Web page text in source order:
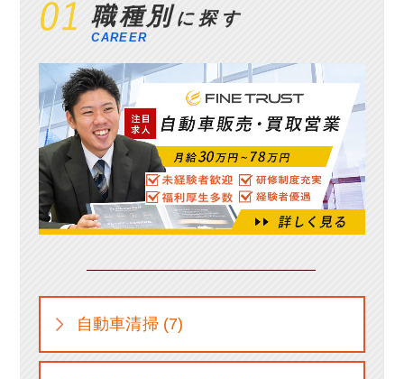
職種別に探す
CAREER
自動車清掃 (7)